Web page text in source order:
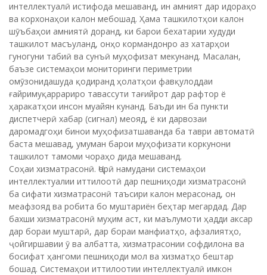
интеллектуалӣ истифода мешаванд, ин амният дар идораҳо
ва корхонаҳои калон мебошад. Ҳама ташкилотҳои калон
шӯъбаҳои амниятӣ доранд, ки барои бехатарии худуди
ташкилот масъуланд, онҳо кормандонро аз хатарҳои
гуногуни табиӣ ва сунъӣ муҳофизат мекунанд. Масалан,
баъзе системаҳои мониторинги периметрии
омӯзонидашуда қодиранд ҳолатҳои фавқулоддаи
ғайримуқаррариро тавассути тағийрот дар рафтор ё
ҳаракатҳои инсон муайян кунанд. Баъди ин ба пункти
диспетчерӣ хабар (сигнал) меояд, ё ки дарвозаи
даромадгоҳи бинои муҳофизатшаванда ба таври автоматӣ
баста мешавад, умуман барои муҳофизати коркунони
ташкилот тамоми чораҳо дида мешаванд.
Соҳаи хизматрасонӣ. Ҷорӣ намудани системаҳои
интеллектуалии иттилоотӣ дар пешниҳоди хизматрасонӣ
ба сифати хизматрасонӣ таъсири калон мерасонад, он
меафзояд ва робита бо муштариён беҳтар мегардад. Дар
бахши хизматрасонӣ муҳим аст, ки маълумоти ҳадди аксар
дар бораи муштарӣ, дар бораи манфиатҳо, афзалиятҳо,
ҷойгиршавии ӯ ва албатта, хизматрасонии софдилона ва
босифат ҳангоми пешниҳоди мол ва хизматҳо бештар
бошад. Системаҳои иттилоотии интеллектуалӣ имкон